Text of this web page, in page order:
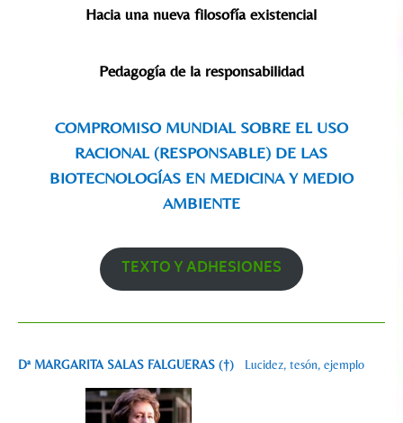
Hacia una nueva filosofía existencial
Pedagogía de la responsabilidad
COMPROMISO MUNDIAL SOBRE EL USO
RACIONAL (RESPONSABLE) DE LAS
BIOTECNOLOGÍAS EN MEDICINA Y MEDIO
AMBIENTE
TEXTO Y ADHESIONES
Dª MARGARITA SALAS FALGUERAS (†) Lucidez, tesón, ejemplo